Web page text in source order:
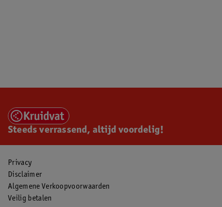
Steeds verrassend, altijd voordelig!
Privacy
Disclaimer
Algemene Verkoopvoorwaarden
Veilig betalen